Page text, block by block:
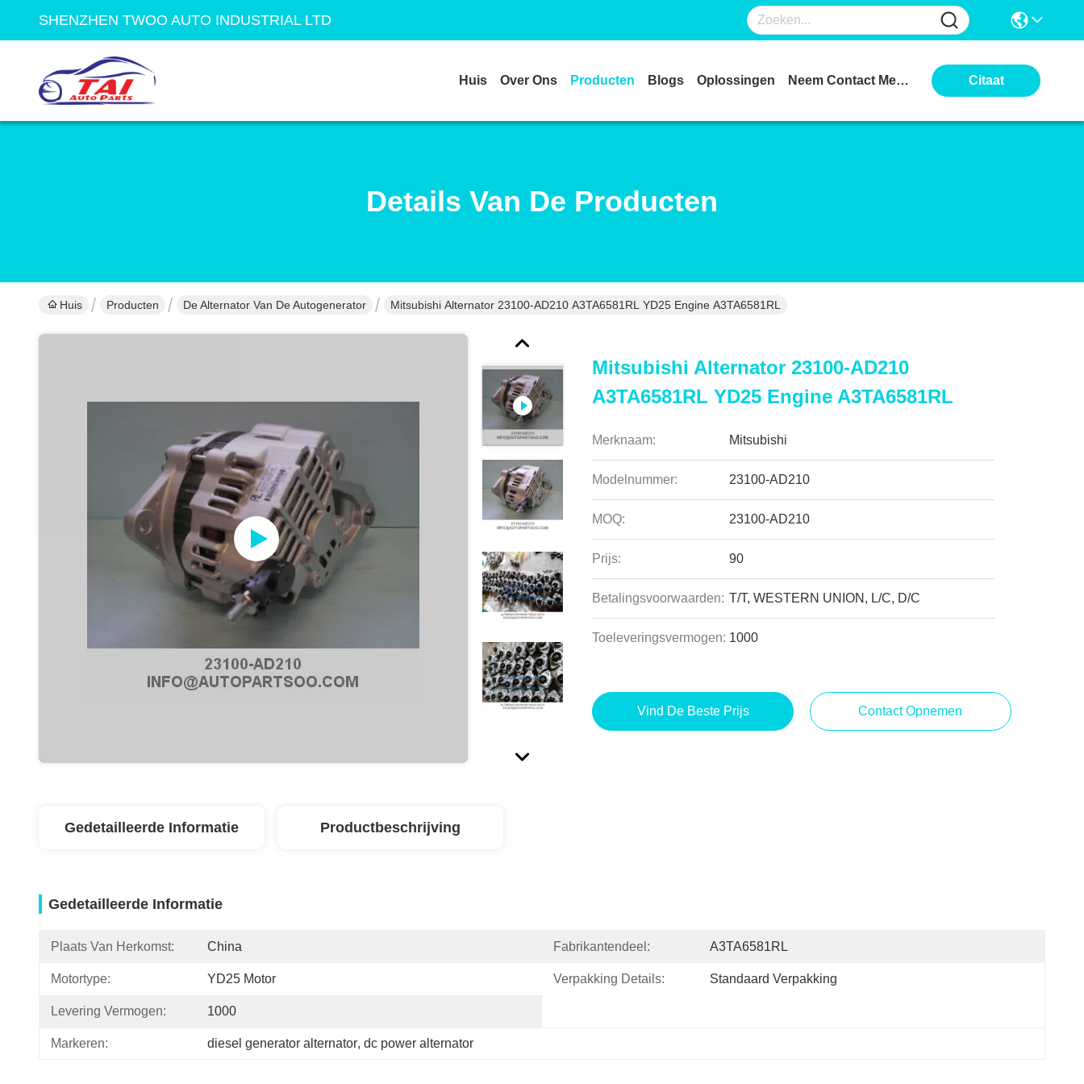
SHENZHEN TWOO AUTO INDUSTRIAL LTD
Huis Over Ons Producten Blogs Oplossingen Neem Contact Met Ons Op Citaat
Details Van De Producten
Huis Producten De Alternator Van De Autogenerator Mitsubishi Alternator 23100-AD210 A3TA6581RL YD25 Engine A3TA6581RL
Mitsubishi Alternator 23100-AD210
A3TA6581RL YD25 Engine A3TA6581RL
Merknaam: Mitsubishi
Modelnummer: 23100-AD210
MOQ: 23100-AD210
Prijs: 90
Betalingsvoorwaarden: T/T, WESTERN UNION, L/C, D/C
Toeleveringsvermogen: 1000
Vind De Beste Prijs Contact Opnemen
Gedetailleerde Informatie Productbeschrijving
Gedetailleerde Informatie
Plaats Van Herkomst: China Fabrikantendeel: A3TA6581RL
Motortype: YD25 Motor Verpakking Details: Standaard Verpakking
Levering Vermogen: 1000
Markeren: diesel generator alternator, dc power alternator